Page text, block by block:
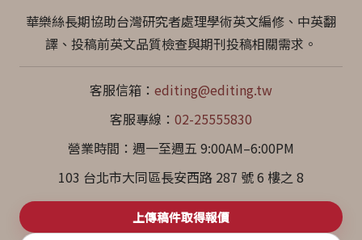
華樂絲長期協助台灣研究者處理學術英文編修、中英翻
譯、投稿前英文品質檢查與期刊投稿相關需求。
客服信箱： editing@editing.tw
客服專線： 02-25555830
營業時間：週一至週五 9:00AM–6:00PM
103 台北市大同區長安西路 287 號 6 樓之 8
上傳稿件取得報價